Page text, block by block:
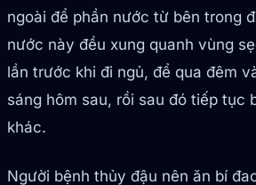
ngoài để phần nước từ bên trong
nước này đều xung quanh vùng
lần trước khi đi ngủ, để qua đêm
sáng hôm sau, rồi sau đó tiếp tục
khác.
Người bệnh thủy đậu nên ăn bí